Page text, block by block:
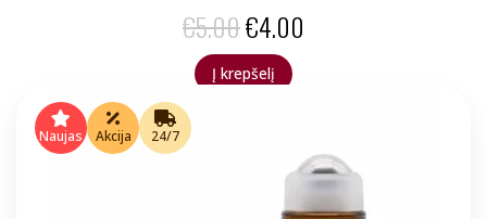
€5.00Original
price
€4.00
Į krepšelį
Naujas Akcija 24/7